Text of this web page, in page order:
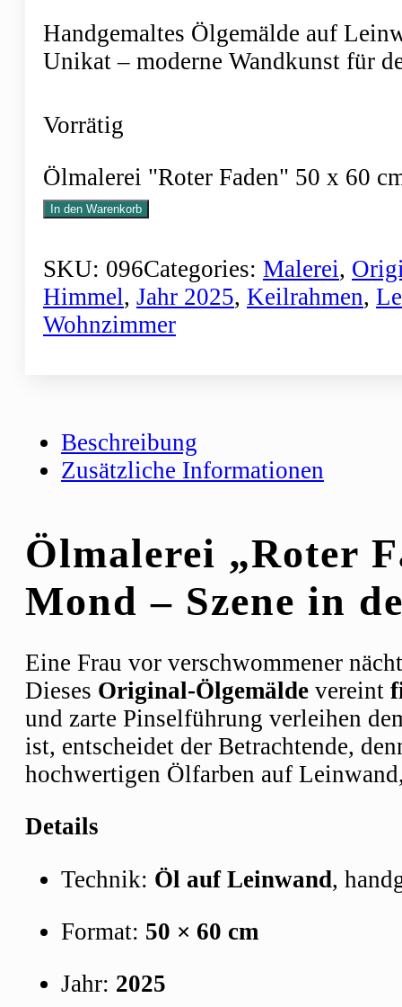
Handgemaltes Ölgemälde auf
Unikat – moderne Wandkunst für
Vorrätig
Ölmalerei "Roter Faden" 50 x 60
In den Warenkorb
SKU: 096Categories: Malerei,
Himmel, Jahr 2025, Keilrahmen,
Wohnzimmer
Beschreibung
Zusätzliche Informationen
Ölmalerei „Roter
Mond – Szene in
Eine Frau vor verschwommener
Dieses Original-Ölgemälde vereint
und zarte Pinselführung verleihen
ist, entscheidet der Betrachtende,
hochwertigen Ölfarben auf
Details
Technik: Öl auf Leinwand,
Format: 50 × 60 cm
Jahr: 2025